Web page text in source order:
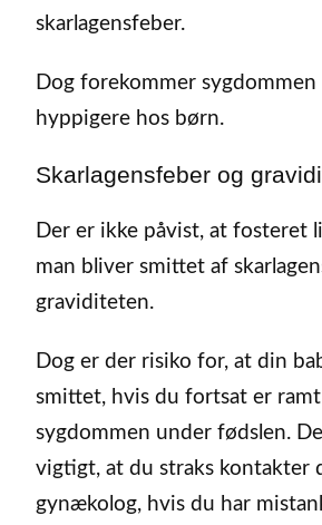
skarlagensfeber.
Dog forekommer sygdommen
hyppigere hos børn.
Skarlagensfeber og
Der er ikke påvist, at fosteret
man bliver smittet af
graviditeten.
Dog er der risiko for, at din
smittet, hvis du fortsat er
sygdommen under fødslen.
vigtigt, at du straks kontakter
gynækolog, hvis du har